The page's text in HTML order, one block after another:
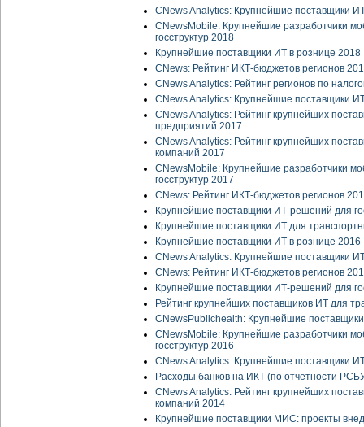
CNews Analytics: Крупнейшие поставщики
CNewsMobile: Крупнейшие разработчики
госструктур 2018
Крупнейшие поставщики ИТ в рознице 2018
CNews: Рейтинг ИКТ-бюджетов регионов
CNews Analytics: Рейтинг регионов по
CNews Analytics: Крупнейшие поставщики
CNews Analytics: Рейтинг крупнейших
предприятий 2017
CNews Analytics: Рейтинг крупнейших
компаний 2017
CNewsMobile: Крупнейшие разработчики
госструктур 2017
CNews: Рейтинг ИКТ-бюджетов регионов
Крупнейшие поставщики ИТ-решений для
Крупнейшие поставщики ИТ для
Крупнейшие поставщики ИТ в рознице 2016
CNews Analytics: Крупнейшие поставщики
CNews: Рейтинг ИКТ-бюджетов регионов
Крупнейшие поставщики ИТ-решений для
Рейтинг крупнейших поставщиков ИТ для
CNewsPublichealth: Крупнейшие
CNewsMobile: Крупнейшие разработчики
госструктур 2016
CNews Analytics: Крупнейшие поставщики
Расходы банков на ИКТ (по отчетности
CNews Analytics: Рейтинг крупнейших
компаний 2014
Крупнейшие поставщики МИС: проекты